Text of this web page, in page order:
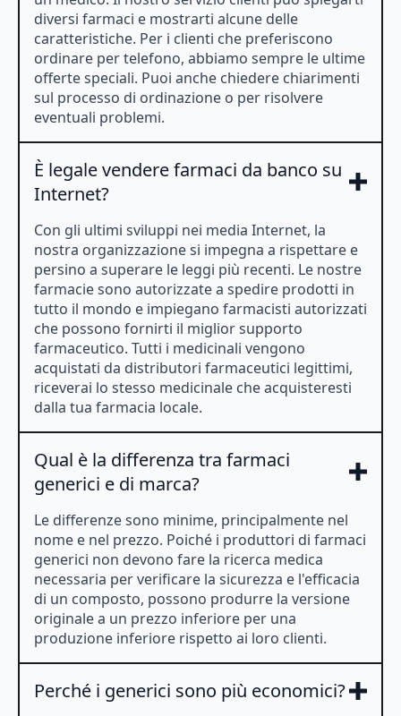
diversi farmaci e mostrarti alcune delle
caratteristiche. Per i clienti che preferiscono
ordinare per telefono, abbiamo sempre le ultime
offerte speciali. Puoi anche chiedere chiarimenti
sul processo di ordinazione o per risolvere
eventuali problemi.
È legale vendere farmaci da banco su
Internet?
Con gli ultimi sviluppi nei media Internet, la
nostra organizzazione si impegna a rispettare e
persino a superare le leggi più recenti. Le nostre
farmacie sono autorizzate a spedire prodotti in
tutto il mondo e impiegano farmacisti autorizzati
che possono fornirti il ​​miglior supporto
farmaceutico. Tutti i medicinali vengono
acquistati da distributori farmaceutici legittimi,
riceverai lo stesso medicinale che acquisteresti
dalla tua farmacia locale.
Qual è la differenza tra farmaci
generici e di marca?
Le differenze sono minime, principalmente nel
nome e nel prezzo. Poiché i produttori di farmaci
generici non devono fare la ricerca medica
necessaria per verificare la sicurezza e l'efficacia
di un composto, possono produrre la versione
originale a un prezzo inferiore per una
produzione inferiore rispetto ai loro clienti.
Perché i generici sono più economici?